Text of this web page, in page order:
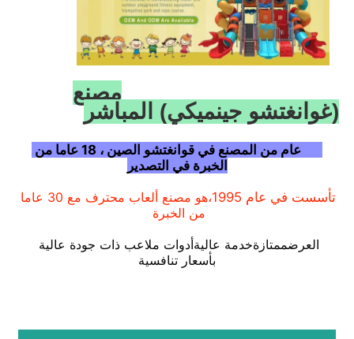
حولنا
مصنع
(غوانغتشو جينميكي) المباشر
الخبرة في التصدير
تأسست في عام 1995،
من الخبرة
العرضممتازةخدمة عالية
بأسعار تنافسية